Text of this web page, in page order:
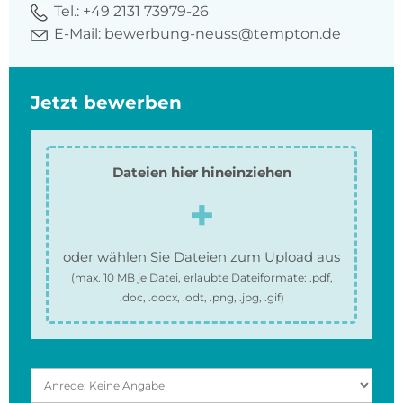
Tel.: +49 2131 73979-26
E-Mail: bewerbung-neuss@tempton.de
Jetzt bewerben
Dateien hier hineinziehen
oder wählen Sie Dateien zum Upload aus
(max. 10 MBje Datei, erlaubte Dateiformate: .pdf,
.doc, .docx, .odt, .png, .jpg, .gif)